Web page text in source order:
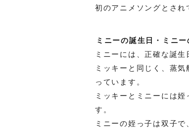
初のアニメソングとされ
ミニーの誕生日・ミニー
ミニーには、正確な誕生
ミッキーと同じく、蒸
っています。
ミッキーとミニーには
す。
ミニーの姪っ子は双子で